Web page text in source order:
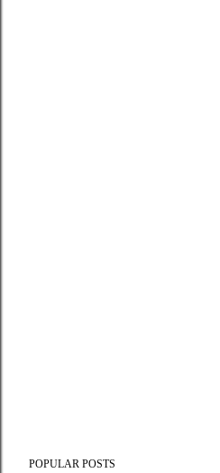
POPULAR POSTS